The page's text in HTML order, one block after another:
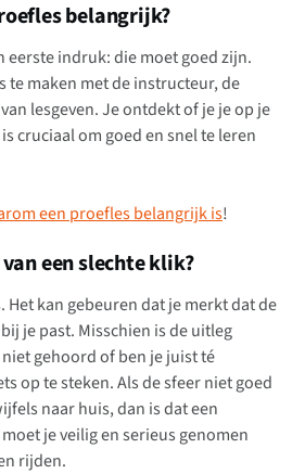
belangrijk?
eerste indruk: die moet goed zijn.
te maken met de instructeur, de
lesgeven. Je ontdekt of je je op je
cruciaal om goed en snel te leren
een proefles belangrijk is!
een slechte klik?
Het kan gebeuren dat je merkt dat de
je past. Misschien is de uitleg
gehoord of ben je juist té
op te steken. Als de sfeer niet goed
naar huis, dan is dat een
je veilig en serieus genomen
rijden.